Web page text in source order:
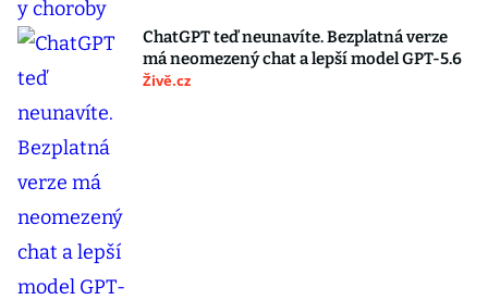
ChatGPT teď neunavíte. Bezplatná verze
má neomezený chat a lepší model GPT-5.6
Živě.cz